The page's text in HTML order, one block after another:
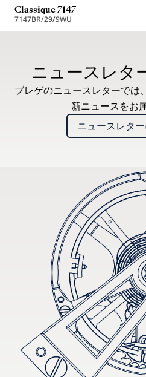
Classique 7147
7147BR/29/9WU
ニュースレタ
ブレゲのニュースレターでは
新ニュースをお
ニュースレタ